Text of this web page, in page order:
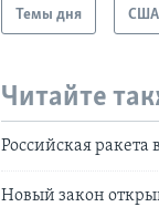
Темы дня США
Читайте
Российская
Новый закон